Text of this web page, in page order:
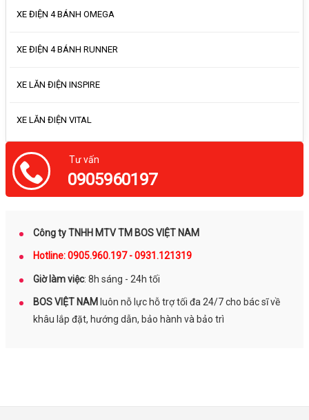
XE ĐIỆN 4 BÁNH OMEGA
XE ĐIỆN 4 BÁNH RUNNER
XE LĂN ĐIỆN INSPIRE
XE LĂN ĐIỆN VITAL
Tư vấn
0905960197
Công ty TNHH MTV TM BOS VIỆT NAM
Hotline: 0905.960.197 - 0931.121319
Giờ làm việc: 8h sáng - 24h tối
BOS VIỆT NAM luôn nỗ lực hỗ trợ tối đa 24/7 cho bác sĩ về
khâu lắp đặt, hướng dẫn, bảo hành và bảo trì